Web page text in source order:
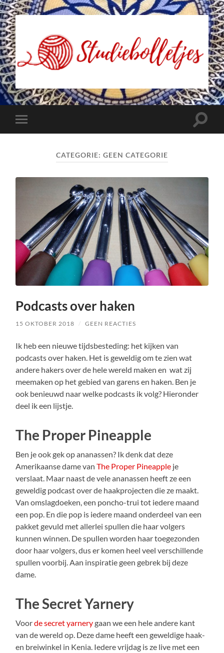
Studiebolletjes
Toggle
mobiel
Toggle
CATEGORIE: GEEN CATEGORIE
Podcasts over haken
15 OKTOBER 2018 / GEEN REACTIES
Ik heb een nieuwe tijdsbesteding: het kijken van
podcasts over haken. Het is geweldig om te zien wat
andere hakers over de hele wereld maken en wat zij
meemaken op het gebied van garens en haken. Ben je
ook benieuwd naar welke podcasts ik volg? Hieronder
deel ik een lijstje.
The Proper Pineapple
Ben je ook gek op ananassen? Ik denk dat deze
Amerikaanse dame vanThe Proper Pineapple je
verslaat. Maar naast de vele ananassen heeft ze een
geweldig podcast over de haakprojecten die ze maakt.
Van omslagdoeken, een poncho-trui tot iedere maand
een pop. En die pop is iedere maand onderdeel van een
pakket gevuld met allerlei spullen die haar volgers
kunnen winnen. De spullen worden haar toegezonden
door haar volgers, dus er komen heel veel verschillende
spullen voorbij. Aan inspiratie geen gebrek bij deze
dame.
The Secret Yarnery
Voorde secret yarnerygaan we een hele andere kant
van de wereld op. Deze dame heeft een geweldige haak-
en breiwinkel in Kenia. Iedere vrijdag is ze live met een